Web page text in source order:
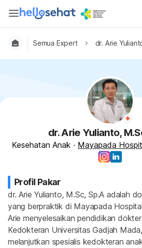
Semua Expert dr. Arie
dr. Arie Yulianto,
Kesehatan Anak · Mayapada
Profil Pakar
dr. Arie Yulianto, M.Sc, Sp.A adalah
yang berpraktik di Mayapada
Arie menyelesaikan pendidikan
Kedokteran Universitas Gadjah
melanjutkan spesialis kedokteran